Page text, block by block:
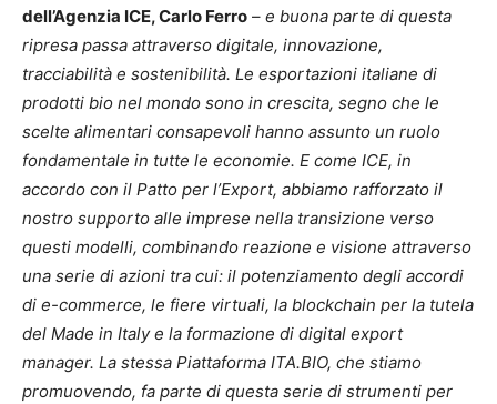
dell’Agenzia ICE, Carlo Ferro – e buona parte di questa
ripresa passa attraverso digitale, innovazione,
tracciabilità e sostenibilità. Le esportazioni italiane di
prodotti bio nel mondo sono in crescita, segno che le
scelte alimentari consapevoli hanno assunto un ruolo
fondamentale in tutte le economie. E come ICE, in
accordo con il Patto per l’Export, abbiamo rafforzato il
nostro supporto alle imprese nella transizione verso
questi modelli, combinando reazione e visione attraverso
una serie di azioni tra cui: il potenziamento degli accordi
di e-commerce, le fiere virtuali, la blockchain per la tutela
del Made in Italy e la formazione di digital export
manager. La stessa Piattaforma ITA.BIO, che stiamo
promuovendo, fa parte di questa serie di strumenti per